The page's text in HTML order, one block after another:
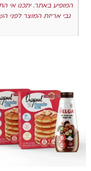
המופיע באתר. יתכנו אי
גבי אריזת המוצר לפני